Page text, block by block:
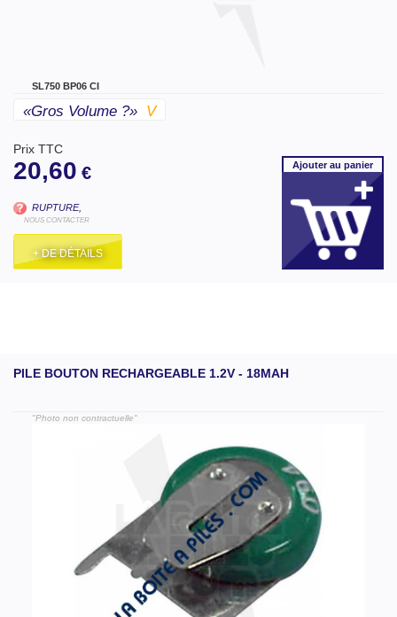
SL750 BP06 CI
«gros Volume ?» V
Prix TTC
20,60 €
RUPTURE,
NOUS CONTACTER
+ DE DÉTAILS
Ajouterau panier
PILE BOUTON RECHARGEABLE 1.2V - 18MAH
"Photo non contractuelle"